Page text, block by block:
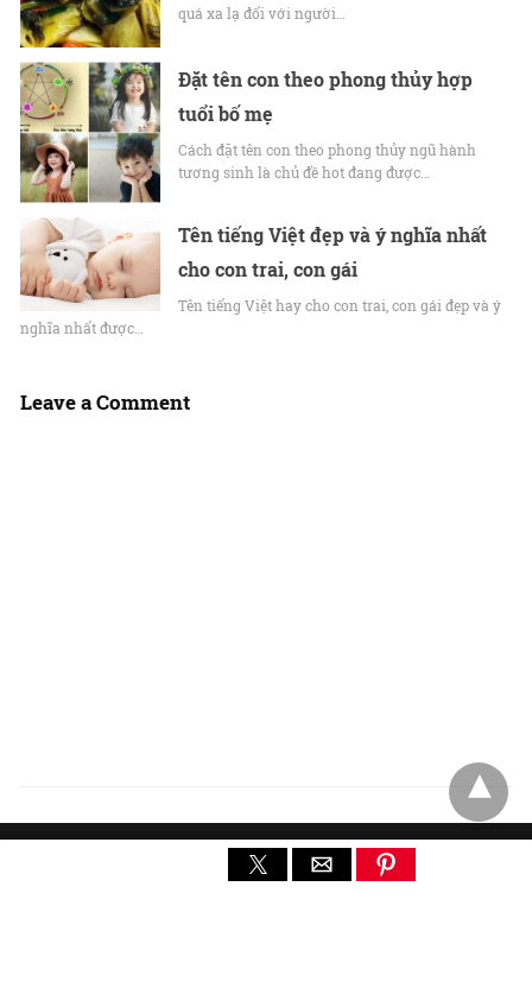
quá xa lạ đối với người…
Đặt tên con theo phong thủy hợp
tuổi bố mẹ
Cách đặt tên con theo phong thủy ngũ hành
tương sinh là chủ đề hot đang được…
Tên tiếng Việt đẹp và ý nghĩa nhất
cho con trai, con gái
Tên tiếng Việt hay cho con trai, con gái đẹp và ý
nghĩa nhất được…
Leave a Comment